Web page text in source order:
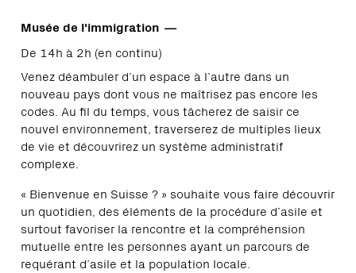
Musée de l'immigration
De 14h à 2h (en continu)
Venez déambuler d’un espace à l’autre dans un
nouveau pays dont vous ne maîtrisez pas encore les
codes. Au fil du temps, vous tâcherez de saisir ce
nouvel environnement, traverserez de multiples lieux
de vie et découvrirez un système administratif
complexe.
« Bienvenue en Suisse ? » souhaite vous faire découvrir
un quotidien, des éléments de la procédure d’asile et
surtout favoriser la rencontre et la compréhension
mutuelle entre les personnes ayant un parcours de
requérant d’asile et la population locale.